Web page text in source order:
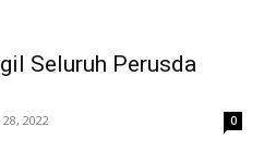
Seluruh Perusda
2022 0